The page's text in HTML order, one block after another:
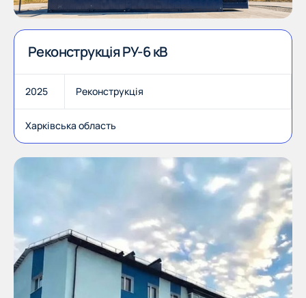
Реконструкція РУ-6 кВ
2025 Реконструкція
Харківська область